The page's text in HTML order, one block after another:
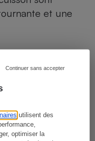
utilisent des
optimiser la
Continuer sans accepter
et une
sous les
BXP6555W en